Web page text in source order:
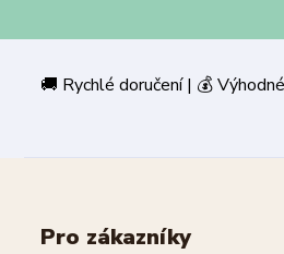
🚚 Rychlé doručení | 💰
Pro zákazníky